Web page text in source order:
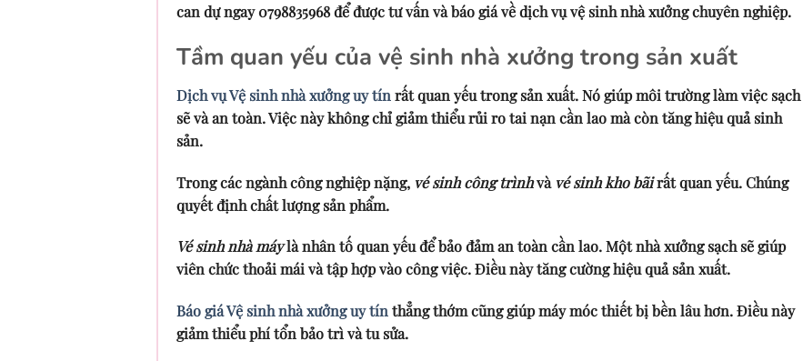
can dự ngay 0798835968 để được tư vấn và báo giá về dịch vụ vệ sinh nhà xưởng chuyên nghiệp.
Tầm quan yếu của vệ sinh nhà xưởng trong sản xuất
Dịch vụ Vệ sinh nhà xưởng uy tín rất quan yếu trong sản xuất. Nó giúp môi trường làm việc sạch
sẽ và an toàn. Việc này không chỉ giảm thiểu rủi ro tai nạn cần lao mà còn tăng hiệu quả sinh
sản.
Trong các ngành công nghiệp nặng, vé sinh công trìnhvà vé sinh kho bãirất quan yếu. Chúng
quyết định chất lượng sản phẩm.
Vé sinh nhà máylà nhân tố quan yếu để bảo đảm an toàn cần lao. Một nhà xưởng sạch sẽ giúp
viên chức thoải mái và tập hợp vào công việc. Điều này tăng cường hiệu quả sản xuất.
Báo giá Vệ sinh nhà xưởng uy tín thẳng thớm cũng giúp máy móc thiết bị bền lâu hơn. Điều này
giảm thiểu phí tổn bảo trì và tu sửa.